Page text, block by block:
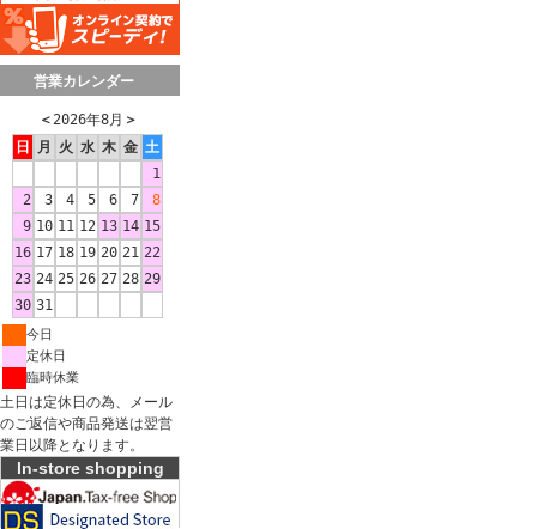
営業カレンダー
＜ 2026年8月 ＞
日
月 火 水 木 金 土
1
2
3 4 5 6 7
8
9 10 11 12 13 14 15
16 17 18 19 20 21 22
23 24 25 26 27 28 29
30 31
今日
定休日
臨時休業
土日は定休日の為、メール
のご返信や商品発送は翌営
業日以降となります。
In-store shopping